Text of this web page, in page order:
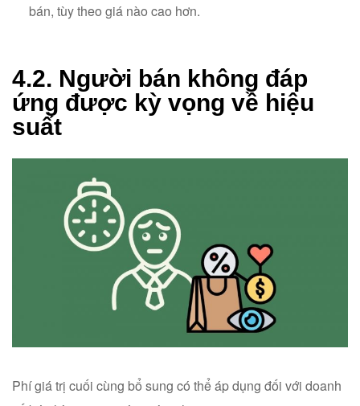
bán, tùy theo giá nào cao hơn.
4.2. Người bán không đáp
ứng được kỳ vọng về hiệu
suất
Phí giá trị cuối cùng bổ sung có thể áp dụng đối với doanh